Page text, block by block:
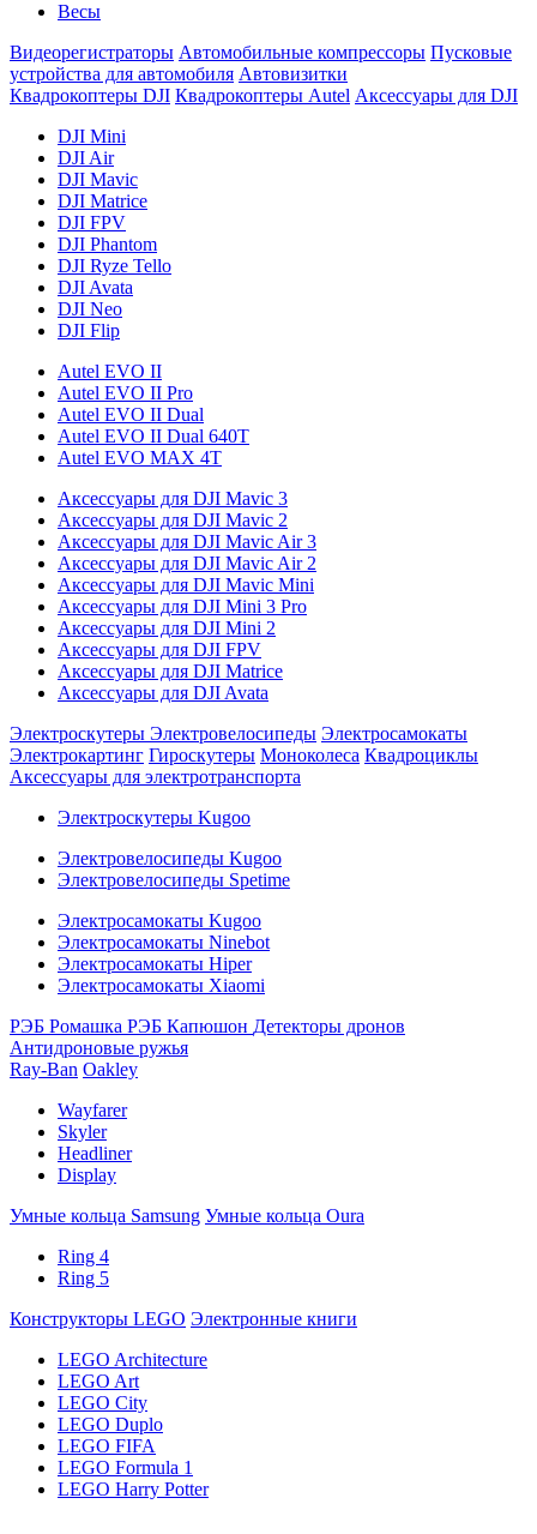
Весы
Видеорегистраторы Автомобильные компрессоры Пусковые
устройства для автомобиля Автовизитки
Квадрокоптеры DJI Квадрокоптеры Autel Аксессуары для DJI
DJI Mini
DJI Air
DJI Mavic
DJI Matrice
DJI FPV
DJI Phantom
DJI Ryze Tello
DJI Avata
DJI Neo
DJI Flip
Autel EVO II
Autel EVO II Pro
Autel EVO II Dual
Autel EVO II Dual 640T
Autel EVO MAX 4T
Аксессуары для DJI Mavic 3
Аксессуары для DJI Mavic 2
Аксессуары для DJI Mavic Air 3
Аксессуары для DJI Mavic Air 2
Аксессуары для DJI Mavic Mini
Аксессуары для DJI Mini 3 Pro
Аксессуары для DJI Mini 2
Аксессуары для DJI FPV
Аксессуары для DJI Matrice
Аксессуары для DJI Avata
Электроскутеры Электровелосипеды Электросамокаты
Электрокартинг Гироскутеры Моноколеса Квадроциклы
Аксессуары для электротранспорта
Электроскутеры Kugoo
Электровелосипеды Kugoo
Электровелосипеды Spetime
Электросамокаты Kugoo
Электросамокаты Ninebot
Электросамокаты Hiper
Электросамокаты Xiaomi
РЭБ Ромашка РЭБ Капюшон Детекторы дронов
Антидроновые ружья
Ray-Ban Oakley
Wayfarer
Skyler
Headliner
Display
Умные кольца Samsung Умные кольца Oura
Ring 4
Ring 5
Конструкторы LEGO Электронные книги
LEGO Architecture
LEGO Art
LEGO City
LEGO Duplo
LEGO FIFA
LEGO Formula 1
LEGO Harry Potter